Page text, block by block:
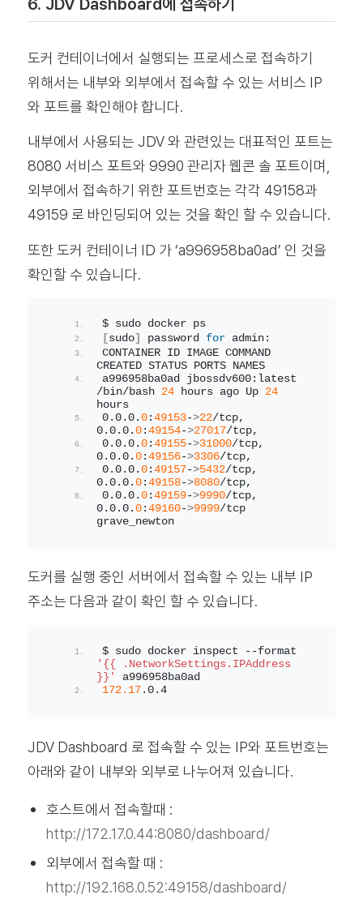
도커 컨테이너에서 실행되는 프로세스로 접속하기
위해서는 내부와 외부에서 접속할 수 있는 서비스 IP
와 포트를 확인해야 합니다.
내부에서 사용되는 JDV 와 관련있는 대표적인 포트는
8080 서비스 포트와 9990 관리자 웹콘 솔 포트이며,
외부에서 접속하기 위한 포트번호는 각각 49158과
49159 로 바인딩되어 있는 것을 확인 할 수 있습니다.
또한 도커 컨테이너 ID 가 ‘a996958ba0ad’ 인 것을
확인할 수 있습니다.
$ sudo docker ps
[ sudo] password for admin:
CONTAINER ID IMAGE COMMAND
CREATED STATUS PORTS NAMES
a996958ba0ad jbossdv600:latest
/bin/bash 24 hours ago Up 24
hours
0. 0. 0. 0: 49153->22
0. 0. 0. 0: 49154->27017/tcp,
0. 0. 0. 0: 49155->31000
0. 0. 0. 0: 49156->3306/tcp,
0. 0. 0. 0: 49157->5432
0. 0. 0. 0: 49158->8080/tcp,
0. 0. 0. 0: 49159->9990
0. 0. 0. 0: 49160->9999/tcp
grave_newton
도커를 실행 중인 서버에서 접속할 수 있는 내부 IP
주소는 다음과 같이 확인 할 수 있습니다.
'{{ .NetworkSettings.IPAddress
}}'
a996958ba0ad
172.17. 0. 4
JDV Dashboard 로 접속할 수 있는 IP와 포트번호는
아래와 같이 내부와 외부로 나누어져 있습니다.
호스트에서 접속할때 :
http://172.17.0.44:8080/dashboard/
외부에서 접속할 때 :
http://192.168.0.52:49158/dashboard/